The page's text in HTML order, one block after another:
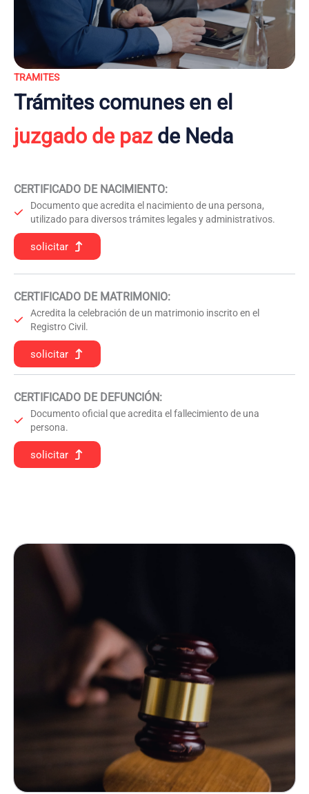
TRAMITES
Trámites comunes en el
juzgado de pazde Neda
CERTIFICADO DE NACIMIENTO:
Documento que acredita el nacimiento de una persona,
utilizado para diversos trámites legales y administrativos.
solicitar
CERTIFICADO DE MATRIMONIO:
Acredita la celebración de un matrimonio inscrito en el
Registro Civil.
solicitar
CERTIFICADO DE DEFUNCIÓN:
Documento oficial que acredita el fallecimiento de una
persona.
solicitar